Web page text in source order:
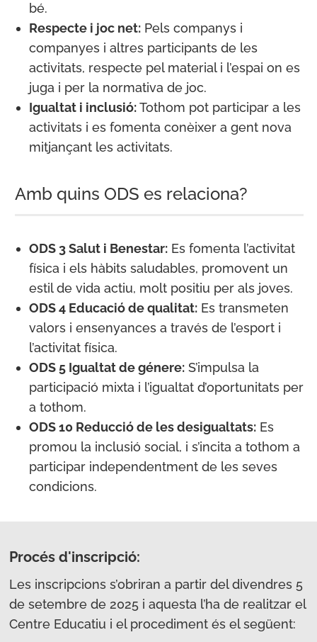
bé.
Respecte i joc net:Pels companys i
companyes i altres participants de les
activitats, respecte pel material i l’espai on es
juga i per la normativa de joc.
Igualtat i inclusió:Tothom pot participar a les
activitats i es fomenta conèixer a gent nova
mitjançant les activitats.
Amb quins ODS es relaciona?
ODS 3 Salut i Benestar:Es fomenta l’activitat
física i els hàbits saludables, promovent un
estil de vida actiu, molt positiu per als joves.
ODS 4 Educació de qualitat:Es transmeten
valors i ensenyances a través de l’esport i
l’activitat física.
ODS 5 Igualtat de génere:S’impulsa la
participació mixta i l’igualtat d’oportunitats per
a tothom.
ODS 10 Reducció de les desigualtats:Es
promou la inclusió social, i s’incita a tothom a
participar independentment de les seves
condicions.
Procés d'inscripció:
Les inscripcions s’obriran a partir del divendres 5
de setembre de 2025 i aquesta l’ha de realitzar el
Centre Educatiu i el procediment és el següent: